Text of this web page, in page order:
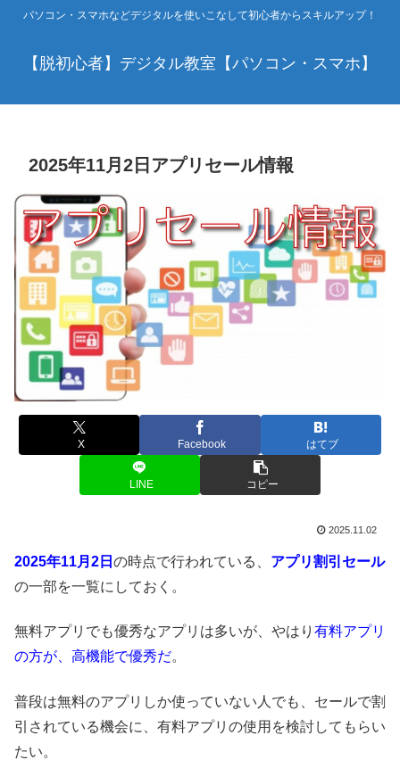
パソコン・スマホなどデジタルを使いこなして初心者からスキルアップ！
【脱初心者】デジタル教室【パソコン・スマホ】
2025年11月2日アプリセール情報
X Facebook はてブ
LINE コピー
2025.11.02
2025年11月2日 の時点で行われている、 アプリ割引セール
の一部を一覧にしておく。
無料アプリでも優秀なアプリは多いが、やはり 有料アプリ
の方が、高機能で優秀だ。
普段は無料のアプリしか使っていない人でも、セールで割
引されている機会に、有料アプリの使用を検討してもらい
たい。